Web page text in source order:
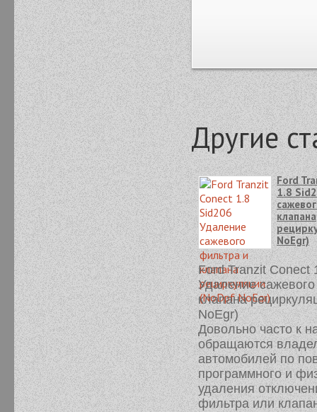
Другие
Ford
1.8
клапана
NoEgr)
Ford Tranzit Conect
Удаление
клапана
NoEgr)
Довольно часто к
обращаются
автомобилей по
программного и
удаления
фильтра или